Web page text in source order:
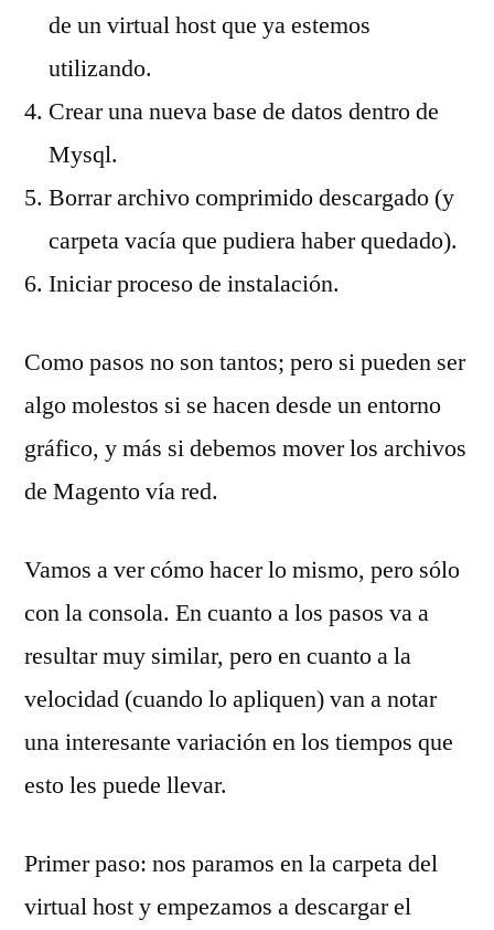
de un virtual host que ya estemos
utilizando.
Crear una nueva base de datos dentro de
Mysql.
Borrar archivo comprimido descargado (y
carpeta vacía que pudiera haber quedado).
Iniciar proceso de instalación.
Como pasos no son tantos; pero si pueden ser
algo molestos si se hacen desde un entorno
gráfico, y más si debemos mover los archivos
de Magento vía red.
Vamos a ver cómo hacer lo mismo, pero sólo
con la consola. En cuanto a los pasos va a
resultar muy similar, pero en cuanto a la
velocidad (cuando lo apliquen) van a notar
una interesante variación en los tiempos que
esto les puede llevar.
Primer paso: nos paramos en la carpeta del
virtual host y empezamos a descargar el